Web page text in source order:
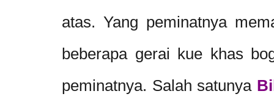
atas. Yang peminatnya
beberapa gerai kue khas
peminatnya. Salah satunya